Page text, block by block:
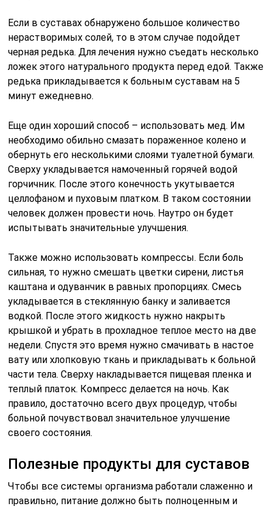
Если в суставах обнаружено большое количество
нерастворимых солей, то в этом случае подойдет
черная редька. Для лечения нужно съедать несколько
ложек этого натурального продукта перед едой. Также
редька прикладывается к больным суставам на 5
минут ежедневно.
Еще один хороший способ – использовать мед. Им
необходимо обильно смазать пораженное колено и
обернуть его несколькими слоями туалетной бумаги.
Сверху укладывается намоченный горячей водой
горчичник. После этого конечность укутывается
целлофаном и пуховым платком. В таком состоянии
человек должен провести ночь. Наутро он будет
испытывать значительные улучшения.
Также можно использовать компрессы. Если боль
сильная, то нужно смешать цветки сирени, листья
каштана и одуванчик в равных пропорциях. Смесь
укладывается в стеклянную банку и заливается
водкой. После этого жидкость нужно накрыть
крышкой и убрать в прохладное теплое место на две
недели. Спустя это время нужно смачивать в настое
вату или хлопковую ткань и прикладывать к больной
части тела. Сверху накладывается пищевая пленка и
теплый платок. Компресс делается на ночь. Как
правило, достаточно всего двух процедур, чтобы
больной почувствовал значительное улучшение
своего состояния.
Полезные продукты для суставов
Чтобы все системы организма работали слаженно и
правильно, питание должно быть полноценным и